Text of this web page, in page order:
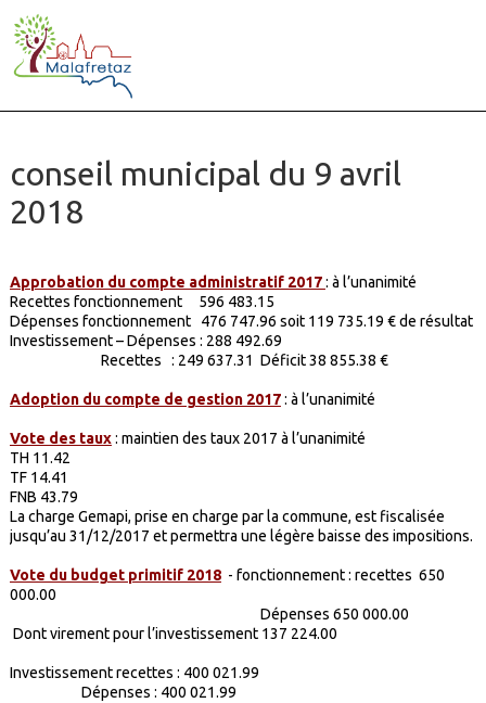
conseil municipal du 9 avril
2018
Approbation du compte administratif 2017: à l’unanimité
Recettes fonctionnement 596 483.15
Dépenses fonctionnement 476 747.96 soit 119 735.19 € de résultat
Investissement – Dépenses : 288 492.69
Recettes : 249 637.31 Déficit 38 855.38 €
Adoption du compte de gestion 2017: à l’unanimité
Vote des taux: maintien des taux 2017 à l’unanimité
TH 11.42
TF 14.41
FNB 43.79
La charge Gemapi, prise en charge par la commune, est fiscalisée
jusqu’au 31/12/2017 et permettra une légère baisse des impositions.
Vote du budget primitif 2018- fonctionnement : recettes 650
000.00
Dépenses 650 000.00
Dont virement pour l’investissement 137 224.00
Investissement recettes : 400 021.99
Dépenses : 400 021.99